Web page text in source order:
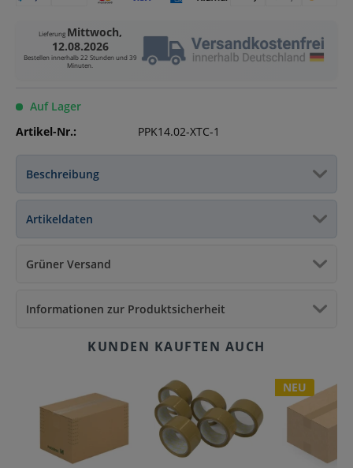
Lieferung Mittwoch,
12.08.2026
Bestellen innerhalb22 Stunden und 39
Minuten.
Auf Lager
Artikel-Nr.:
PPK14.02-XTC-1
Beschreibung
Artikeldaten
Grüner Versand
Informationen zur Produktsicherheit
NEU